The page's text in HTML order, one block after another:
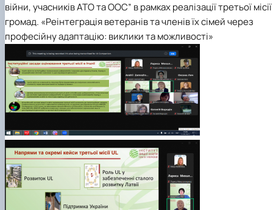
війни, учасників АТО та ООС” в рамках реалізації третьої місії
громад. «Реінтеграція ветеранів та членів їх сімей через
професійну адаптацію: виклики та можливості»